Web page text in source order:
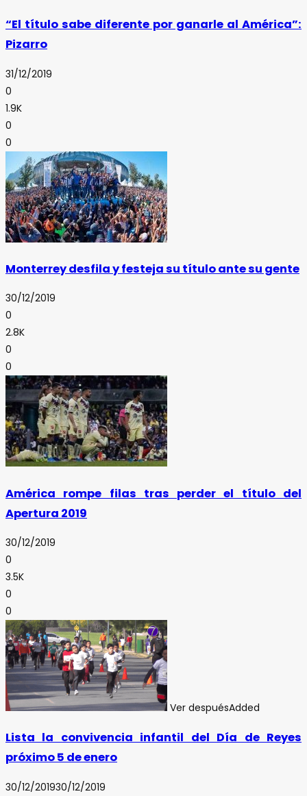
“El título sabe diferente por ganarle al América”:
Pizarro
31/12/2019
0
1.9K
0
0
Monterrey desfila y festeja su título ante su gente
30/12/2019
0
2.8K
0
0
América rompe filas tras perder el título del
Apertura 2019
30/12/2019
0
3.5K
0
0
Ver despuésAdded
Lista la convivencia infantil del Día de Reyes
próximo 5 de enero
30/12/201930/12/2019